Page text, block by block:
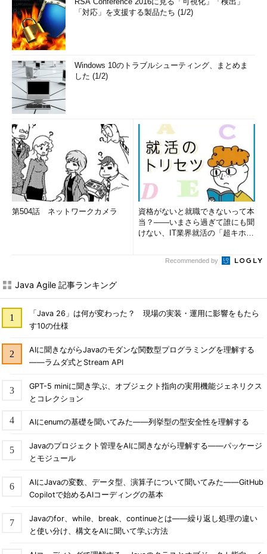
「対応」を支援する製品たち (1/2)
Windows 10のトラブルシューティング、まとめま
した (1/2)
第504話 ネットワークカメラ
資格がないと就職できないって本
当？――いまさら過ぎて誰にも聞
けない、IT業界就活の「超キホ
Recommended by
Java Agile 記事ランキング
「Java 26」は何が変わった？ 現場の実装・運用に影響をもたら
す10の仕様
AIに聞きながらJavaのモダンな関数型プログラミングを理解する
――ラムダ式とStream API
GPT-5 miniに聞き学ぶ、オブジェクト指向の実用機能ジェネリクス
とコレクション
AIにenumの基礎を聞いてみた――列挙型の型安全性を理解する
Javaのプロジェクト管理をAIに聞きながら理解する――パッケージ
とモジュール
AIにJavaの変数、データ型、演算子について聞いてみた――GitHub
Copilotで始めるAIコーディングの基本
Javaのfor、while、break、continueとは――繰り返し処理の違い
と使い分け、構文をAIに聞いて学ぶ方法